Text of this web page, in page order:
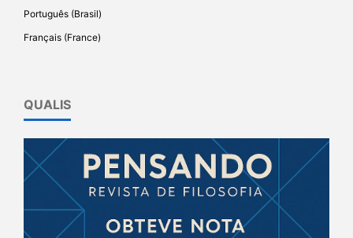
Português (Brasil)
Français (France)
QUALIS